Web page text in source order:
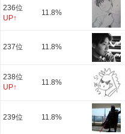
236位
UP↑
11.8%
237位 11.8%
238位
UP↑
11.8%
239位 11.8%